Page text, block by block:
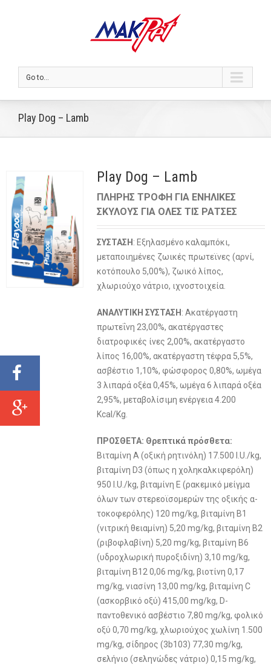
Go to...
Play Dog – Lamb
Play Dog – Lamb
ΠΛΗΡΗΣ ΤΡΟΦΗ ΓΙΑ ΕΝΗΛΙΚΕΣ
ΣΚΥΛΟΥΣ ΓΙΑ ΟΛΕΣ ΤΙΣ ΡΑΤΣΕΣ
ΣΥΣΤΑΣΗ : Εξηλασμένο καλαμπόκι,
μεταποιημένες ζωικές πρωτεϊνες (αρνί,
κοτόπουλο 5,00%), ζωικό λίπος,
χλωριούχο νάτριο, ιχνοστοιχεία.
ΑΝΑΛΥΤΙΚΗ ΣΥΣΤΑΣΗ : Ακατέργαστη
πρωτεΐνη 23,00%, ακατέργαστες
διατροφικές ίνες 2,00%, ακατέργαστο
λίπος 16,00%, ακατέργαστη τέφρα 5,5%,
ασβέστιο 1,10%, φώσφορος 0,80%, ωμέγα
3 λιπαρά οξέα 0,45%, ωμέγα 6 λιπαρά οξέα
2,95%, μεταβολίσιμη ενέργεια 4.200
Kcal/Kg.
ΠΡΟΣΘΕΤΑ: Θρεπτικά πρόσθετα:
Βιταμίνη Α (οξική ρητινόλη) 17.500 I.U./kg,
βιταμίνη D3 (όπως η χοληκαλκιφερόλη)
950 I.U./kg, βιταμίνη Ε (ρακεμικό μείγμα
όλων των στερεοϊσομερών της οξικής α-
τοκοφερόλης) 120 mg/kg, βιταμίνη Β1
(νιτρική θειαμίνη) 5,20 mg/kg, βιταμίνη Β2
(ριβοφλαβίνη) 5,20 mg/kg, βιταμίνη Β6
(υδροχλωρική πυροξιδίνη) 3,10 mg/kg,
βιταμίνη Β12 0,06 mg/kg, βιοτίνη 0,17
mg/kg, νιασίνη 13,00 mg/kg, βιταμίνη C
(ασκορβικό οξύ) 415,00 mg/kg, D-
παντοθενικό ασβέστιο 7,80 mg/kg, φολικό
οξύ 0,70 mg/kg, χλωριούχος χωλίνη 1.500
mg/kg, σίδηρος (3b103) 77,30 mg/kg,
σελήνιο (σεληνώδες νάτριο) 0,15 mg/kg,